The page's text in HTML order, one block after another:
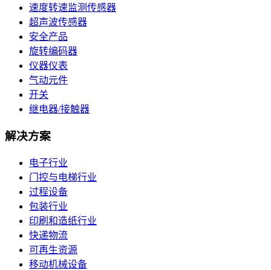
速度转速监测传感器
超声波传感器
安全产品
旋转编码器
仪器仪表
气动元件
开关
继电器/接触器
解决方案
电子行业
门控与电梯行业
过程设备
包装行业
印刷和造纸行业
快递物流
可再生资源
移动机械设备